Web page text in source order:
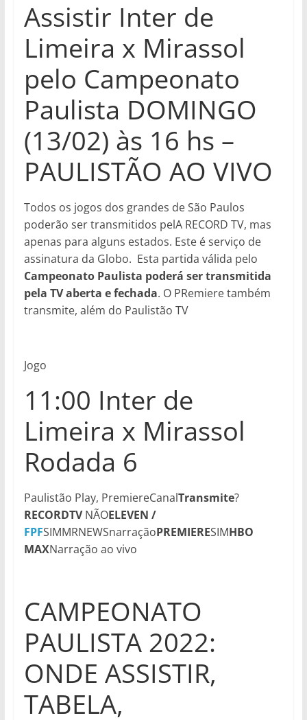
Assistir Inter de
Limeira x Mirassol
pelo Campeonato
Paulista DOMINGO
(13/02) às 16 hs –
PAULISTÃO AO VIVO
Todos os jogos dos grandes de São Paulos
poderão ser transmitidos pelA RECORD TV, mas
apenas para alguns estados. Este é serviço de
assinatura da Globo. Esta partida válida pelo
Campeonato Paulista poderá ser transmitida
pela TV aberta e fechada. O PRemiere também
transmite, além do Paulistão TV
Jogo
11:00 Inter de
Limeira x Mirassol
Rodada 6
Paulistão Play, PremiereCanalTransmite?
RECORDTVNÃOELEVEN /
FPFSIMMRNEWSnarraçãoPREMIERESIMHBO
MAXNarração ao vivo
CAMPEONATO
PAULISTA 2022:
ONDE ASSISTIR,
TABELA,